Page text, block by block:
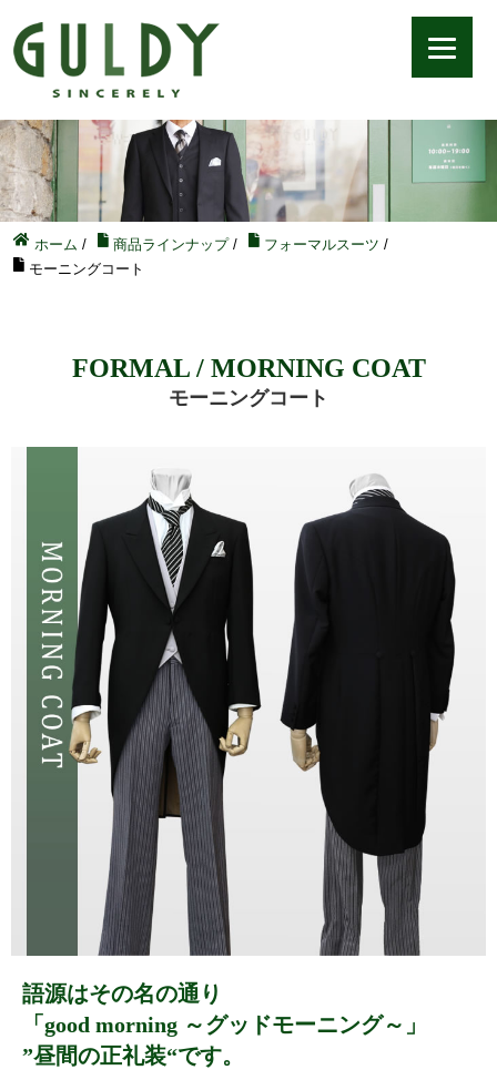
ホーム / 商品ラインナップ/ フォーマルスーツ /
モーニングコート
FORMAL / MORNING COAT
モーニングコート
語源はその名の通り
「good morning ～グッドモーニング～」
”昼間の正礼装“です。